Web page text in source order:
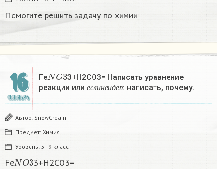
Помогите решить задачу по химии!
16
СЕНТЯБРЬ
Fe
NO3
3+H2CO3= Написать уравнение
реакции илие сл и н е и д е т
если неидет
написать, почему.
Автор: SnowCream
Предмет: Химия
Уровень: 5 - 9 класс
FeNO3 3+H2CO3=